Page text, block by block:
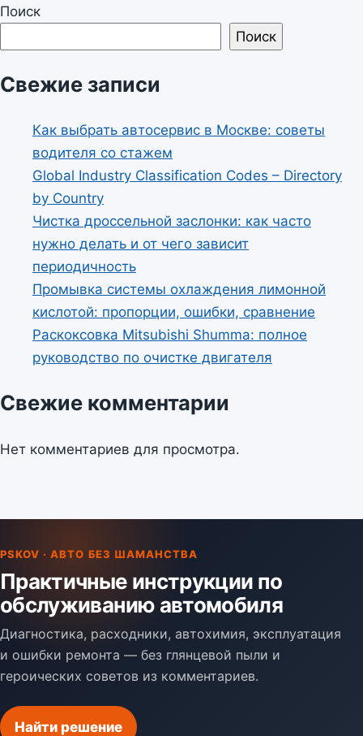
Поиск
Поиск
Свежие записи
Как выбрать автосервис в Москве: советы
водителя со стажем
Global Industry Classification Codes – Directory
by Country
Чистка дроссельной заслонки: как часто
нужно делать и от чего зависит
периодичность
Промывка системы охлаждения лимонной
кислотой: пропорции, ошибки, сравнение
Раскоксовка Mitsubishi Shumma: полное
руководство по очистке двигателя
Свежие комментарии
Нет комментариев для просмотра.
PSKOV · АВТО БЕЗ ШАМАНСТВА
Практичные инструкции по
обслуживанию автомобиля
Диагностика, расходники, автохимия, эксплуатация
и ошибки ремонта — без глянцевой пыли и
героических советов из комментариев.
Найти решение